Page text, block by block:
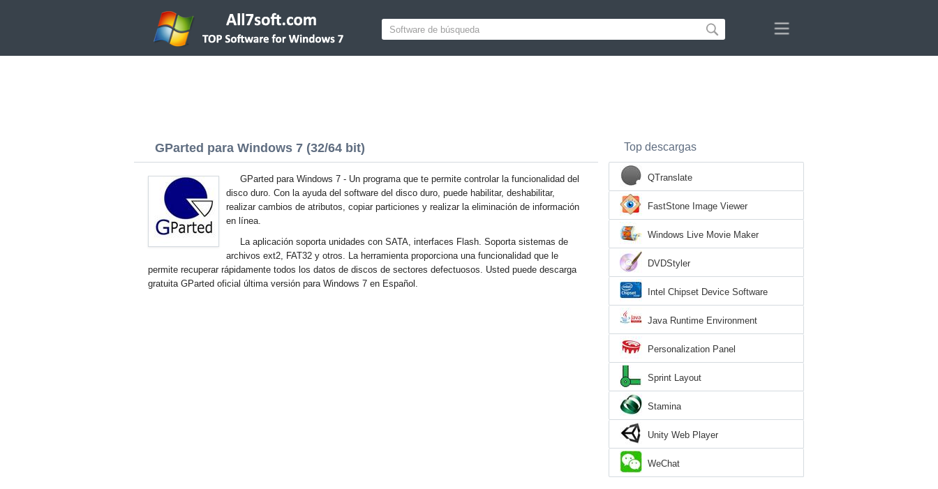
GParted para Windows 7 (32/64 bit)
GParted para Windows 7 - Un programa que te permite controlar la funcionalidad del
disco duro. Con la ayuda del software del disco duro, puede habilitar, deshabilitar,
realizar cambios de atributos, copiar particiones y realizar la eliminación de información
en línea.
La aplicación soporta unidades con SATA, interfaces Flash. Soporta sistemas de
archivos ext2, FAT32 y otros. La herramienta proporciona una funcionalidad que le
permite recuperar rápidamente todos los datos de discos de sectores defectuosos. Usted puede descarga
gratuita GParted oficial última versión para Windows 7 en Español.
Top descargas
QTranslate
FastStone Image Viewer
Windows Live Movie Maker
DVDStyler
Intel Chipset Device Software
Java Runtime Environment
Personalization Panel
Sprint Layout
Stamina
Unity Web Player
WeChat